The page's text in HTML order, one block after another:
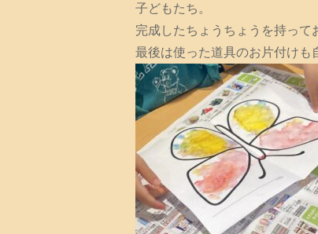
子どもたち。
完成したちょうちょうを持って
最後は使った道具のお片付けも